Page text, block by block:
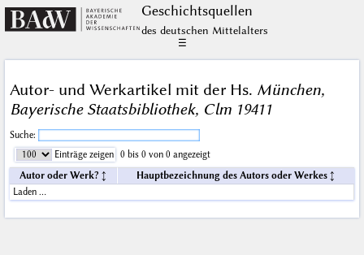
Geschichts­quellen
des deutschen Mittelalters
☰
Autor- und Werkartikel mit der Hs. München,
Bayerische Staatsbibliothek, Clm 19411
Suche:
Einträge zeigen
0 bis 0 von 0 angezeigt
Autor oder Werk?
Hauptbezeichnung des Autors oder Werkes
Laden …